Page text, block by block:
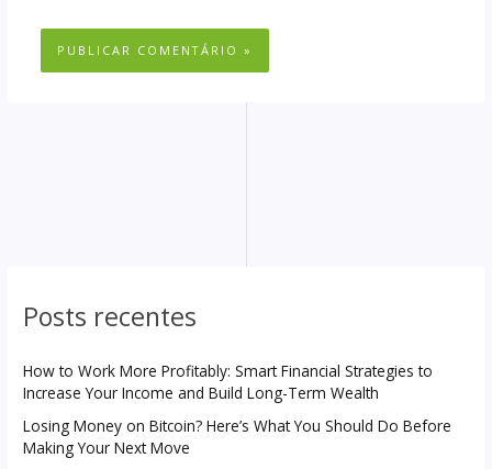
Posts recentes
How to Work More Profitably: Smart Financial Strategies to
Increase Your Income and Build Long-Term Wealth
Losing Money on Bitcoin? Here’s What You Should Do Before
Making Your Next Move